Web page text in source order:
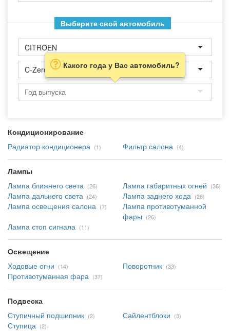
Выберите свой автомобиль
CITROEN
C-Zero Какого года у Вас автомобиль?
Кондиционирование
Радиатор кондиционера (1) Фильтр салона (4)
Лампы
Лампа ближнего света (26) Лампа габаритных огней (36)
Лампа дальнего света (24) Лампа заднего хода (26)
Лампа освещения салона (7)
Лампа противотуманной
фары (26)
Лампа стоп сигнала (11)
Освещение
Ходовые огни (14) Поворотник (33)
Противотуманная фара (37)
Подвеска
Ступичный подшипник (2) Сайлентблоки (3)
Ступица (2)